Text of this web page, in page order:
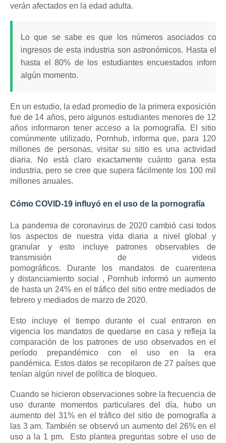
verán afectados en la edad adulta.
Lo que se sabe es que los números asociados
ingresos de esta industria son astronómicos. Hasta el
hasta el 80% de los estudiantes encuestados
algún momento.
En un estudio, la edad promedio de la primera exposición
fue de 14 años, pero algunos estudiantes menores de 12
años informaron tener acceso a la pornografía.
El sitio
comúnmente utilizado, Pornhub, informa que, para 120
millones de personas, visitar su sitio es una actividad
diaria. No está claro exactamente cuánto gana esta
industria, pero se cree que supera fácilmente los 100 mil
millones anuales.
Cómo COVID-19 influyó en el uso de la pornografía
La pandemia de coronavirus de 2020 cambió casi todos
los aspectos de nuestra vida diaria a nivel global y
granular y esto incluye patrones observables de
transmisión de videos
pornográficos.
Durante los mandatos decuarentena
y distanciamiento social
, Pornhub informó un aumento
de hasta un 24% en el tráfico del sitio entre mediados de
febrero y mediados de marzo de 2020.
Esto incluye el tiempo durante el cual entraron en
vigencia los mandatos de quedarse en casa y refleja la
comparación de los patrones de uso observados en el
período prepandémico con el uso en la era
pandémica. Estos datos se recopilaron de 27 países que
tenían algún nivel de política de bloqueo.
Cuando se hicieron observaciones sobre la frecuencia de
uso durante momentos particulares del día, hubo un
aumento del 31% en el tráfico del sitio de pornografía a
las 3 am.También se observó un aumento del 26% en el
uso a la 1 pm. Esto plantea preguntas sobre el uso de